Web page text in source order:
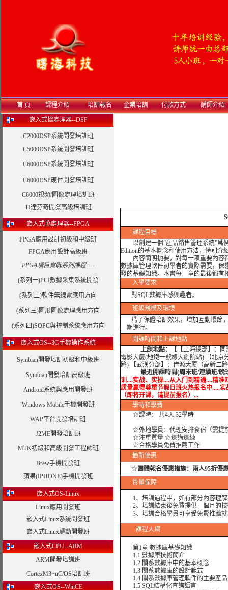
首 頁 課程介紹 培訓報名 企業培訓 付款方式 講師介紹
嵌入式協處理器--DSP
C2000DSP系統開發培訓班
C5000DSP系統開發培訓班
C6000DSP系統開發培訓班
C6000DSP硬件開發培訓班
C6000視頻/圖像處理培訓班
TI達芬奇開發高級培訓班
嵌入式協處理器--FPGA
FPGA應用設計初級和中級班
FPGA應用設計高級班
FPGA項目實戰系列課程----
(系列一)PCI數據采集系統開發
(系列二)軟件無線電應用方向
(系列三)圖形圖像處理應用方向
(系列四)SOPC與控制系統應用方向
嵌入式OS--3G手機操作系統
Symbian開發培訓初級和中級班
Symbian開發培訓高級班
Android系統與應用開發班
Windows Mobile手機開發班
WAP平台開發培訓班
J2ME開發培訓班
MTK初級和高級開發工程師班
Brew手機開發班
蘋果(IPHONE)手機開發班
嵌入式OS-Linux
Linux應用開發班
嵌入式Linux系統開發班
嵌入式Linux驅動開發班
嵌入式CPU--ARM
ARM開發培訓班
CortexM3+uC/OS培訓班
嵌入式OS--WinCE
課程目標
以創建一個“産品銷售管理系統”爲例
Edition的基本概念和使用方法，特別介
內容簡明扼要，對每一項重要內容都
數據庫管理軟件初學者的實際需要，保
發的基礎知識。本書每一章的最後都有
入學要求
對SQL數據庫感興趣者。
班級規模及環境
爲了保證培訓效果，增加互動環節，
一期進行。
開課時間和上課地點
上課地點：
【【上海總部】：
電影大廈(地鐵一號線大劇院站) 【北京
路) 【武漢分部】：佳源大厦（高新二
最近開課時間(周末班/連續班/晚
训....实战、实操....从入门到精通....精准
质量赢得尊重节假日班火热报名中.....
（即将开课，请提前报名）...
學時和學費
☆課時： 共4天,32學時
☆外地學員：代理安排食宿（需提
☆注重質量 ☆邊講邊練
☆合格學員免費推薦工作
最新優惠
☆ 團體報名優惠措施： 兩人95折優
質量保障
1、培訓過程中，如有部分內容理解
2、培訓結束後免費提供一個月的技
3、培訓合格學員可享受免費推薦就
課程大綱
第1章 數據庫基礎知識
1.1 數據庫技術簡介
1.2 關系數據庫中的基本概念
1.3 關系數據庫的設計範式
1.4 關系數據庫管理軟件的主要産品
1.5 SQL結構化查詢語言